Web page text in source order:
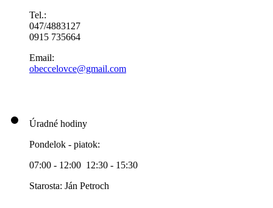
Tel.:
047/4883127
0915 735664
Email:
obeccelovce@gmail.com
Úradné hodiny
Pondelok - piatok:
07:00 - 12:00 12:30 - 15:30
Starosta: Ján Petroch